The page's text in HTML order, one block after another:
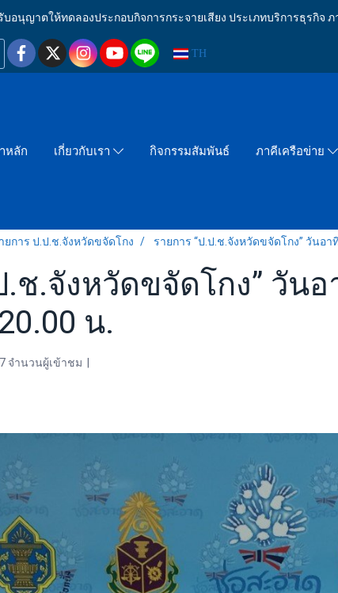
อนุญาตให้ทดลองประกอบกิจการกระจายเสียง ประเภทบริการธุรกิ
TH
หลัก เกี่ยวกับเรา กิจกรรมสัมพันธ์ ภาคีเครือข่าย
ยการ ป.ป.ช.จังหวัดขจัดโกง รายการ “ป.ป.ช.จังหวัดขจัดโกง” วันอา
.ช.จังหวัดขจัดโกง” วัน
น.
จำนวนผู้เข้าชม